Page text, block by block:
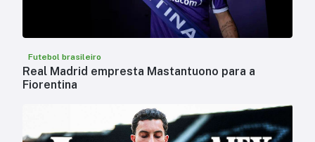
Futebol brasileiro
Real Madrid empresta Mastantuono para a
Fiorentina